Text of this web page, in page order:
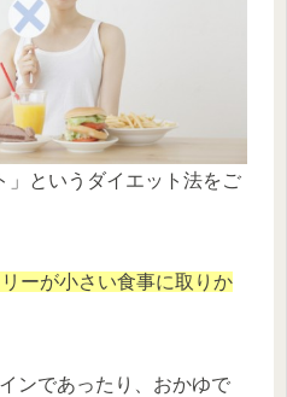
」というダイエット法をご
ーが小さい食事に取りか
ンであったり、おかゆで